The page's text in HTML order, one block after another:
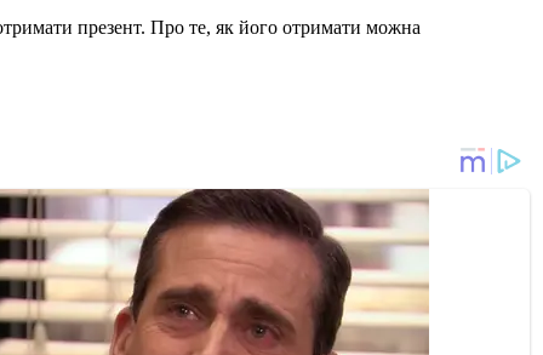
презент. Про те, як його отримати можна